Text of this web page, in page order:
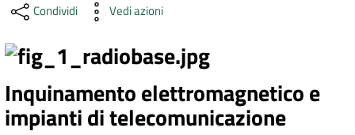
Seguici
su
Condividi Vedi azioni
Inquinamento elettromagnetico e
impianti di telecomunicazione